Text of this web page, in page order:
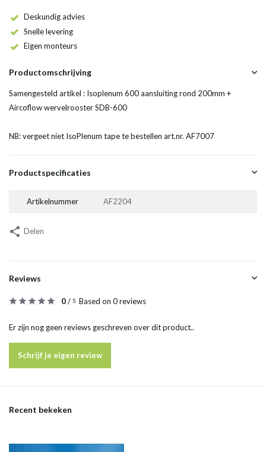
Deskundig advies
Snelle levering
Eigen monteurs
Productomschrijving
Samengesteld artikel : Isoplenum 600 aansluiting rond 200mm +
Aircoflow wervelrooster SDB-600
NB: vergeet niet IsoPlenum tape te bestellen art.nr. AF7007
Productspecificaties
Artikelnummer AF2204
Delen
Reviews
0/ 5 Based on 0 reviews
Er zijn nog geen reviews geschreven over dit product..
Schrijf je eigen review
Recent bekeken